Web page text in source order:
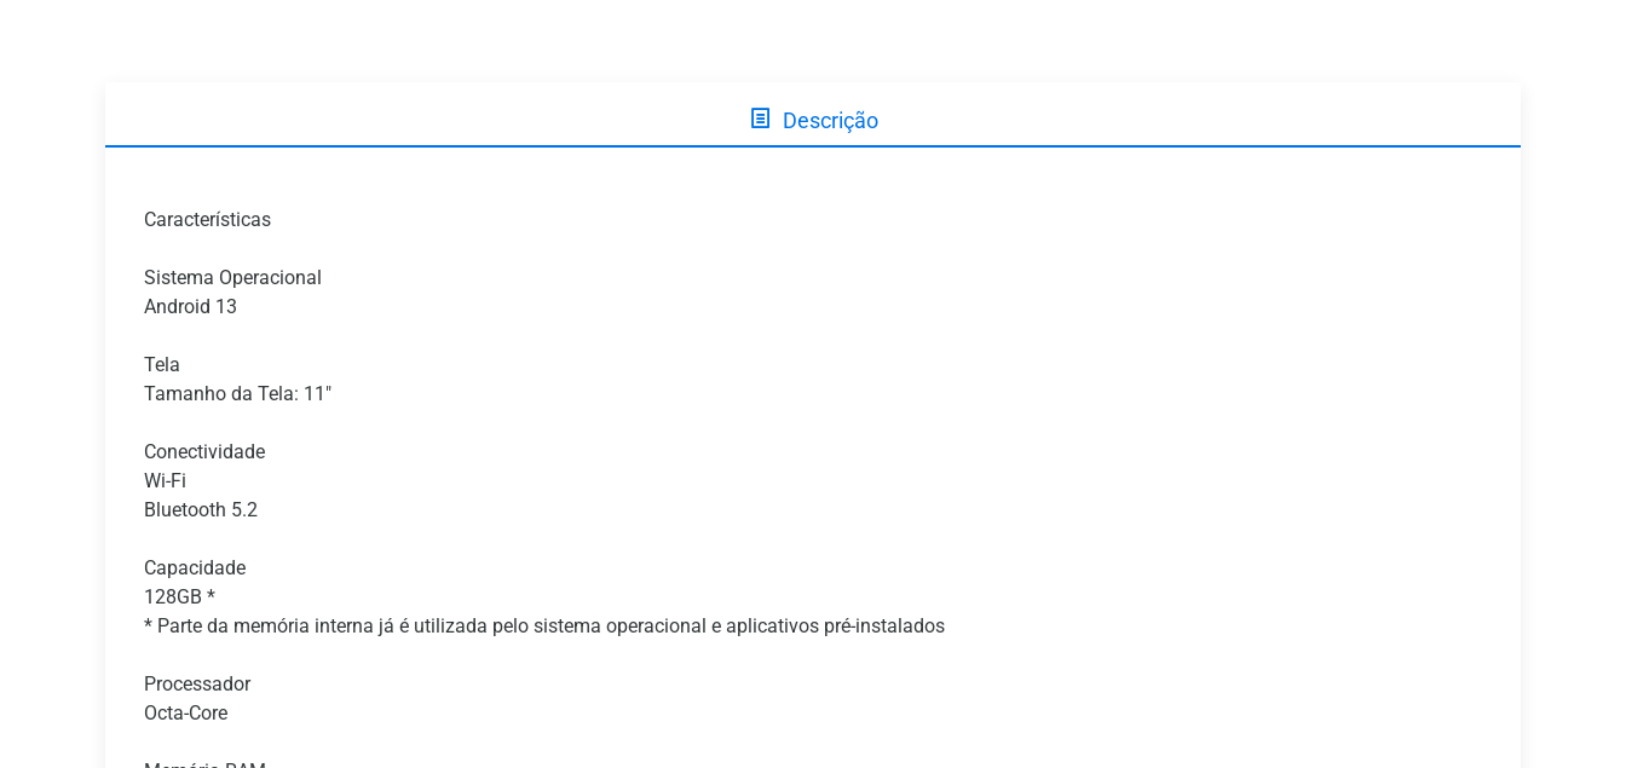
Descrição
Características
Sistema Operacional
Android 13
Tela
Tamanho da Tela: 11"
Conectividade
Wi-Fi
Bluetooth 5.2
Capacidade
128GB *
* Parte da memória interna já é utilizada pelo sistema operacional e aplicativos pré-instalados
Processador
Octa-Core